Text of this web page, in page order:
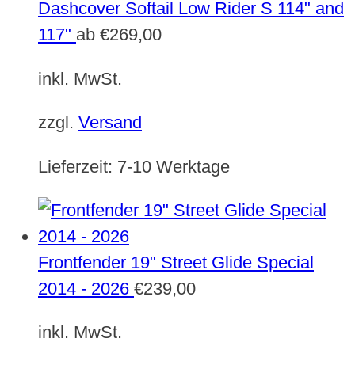
Dashcover Softail Low Rider S 114" and
117" ab €269,00
inkl. MwSt.
zzgl. Versand
Lieferzeit: 7-10 Werktage
Frontfender 19" Street Glide Special
2014 - 2026 €239,00
inkl. MwSt.